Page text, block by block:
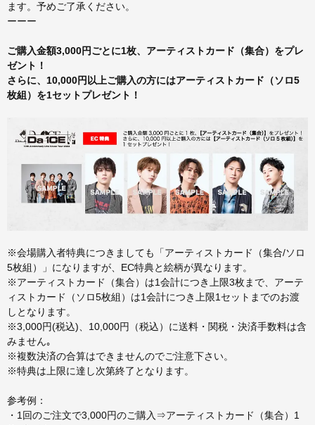
ます。予めご了承ください。
ーーー
ご購入金額3,000円ごとに1枚、アーティストカード（集合）をプレ
ゼント！
さらに、10,000円以上ご購入の方にはアーティストカード（ソロ5
枚組）を1セットプレゼント！
※会場購入者特典につきましても「アーティストカード（集合/ソロ
5枚組）」になりますが、EC特典と絵柄が異なります。
※アーティストカード（集合）は1会計につき上限3枚まで、アーテ
ィストカード（ソロ5枚組）は1会計につき上限1セットまでのお渡
しとなります。
※3,000円(税込)、10,000円（税込）に送料・関税・決済手数料は含
みません｡
※複数決済の合算はできませんのでご注意下さい。
※特典は上限に達し次第終了となります。
参考例：
・1回のご注文で3,000円のご購入⇒アーティストカード（集合）1